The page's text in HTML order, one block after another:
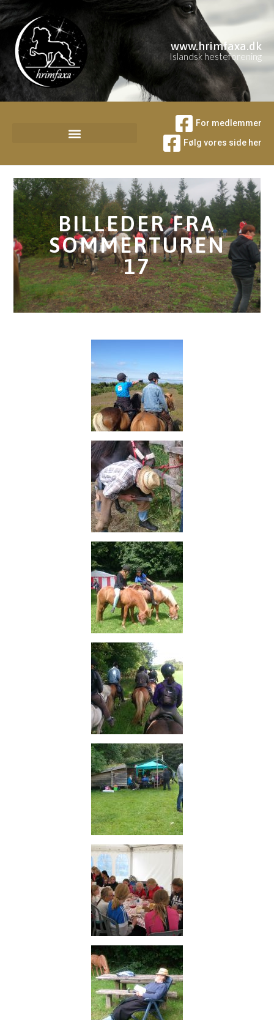
www.hrimfaxa.dk
Islandsk hesteforening
For medlemmer
Følg vores side her
BILLEDER FRA
SOMMERTUREN
17